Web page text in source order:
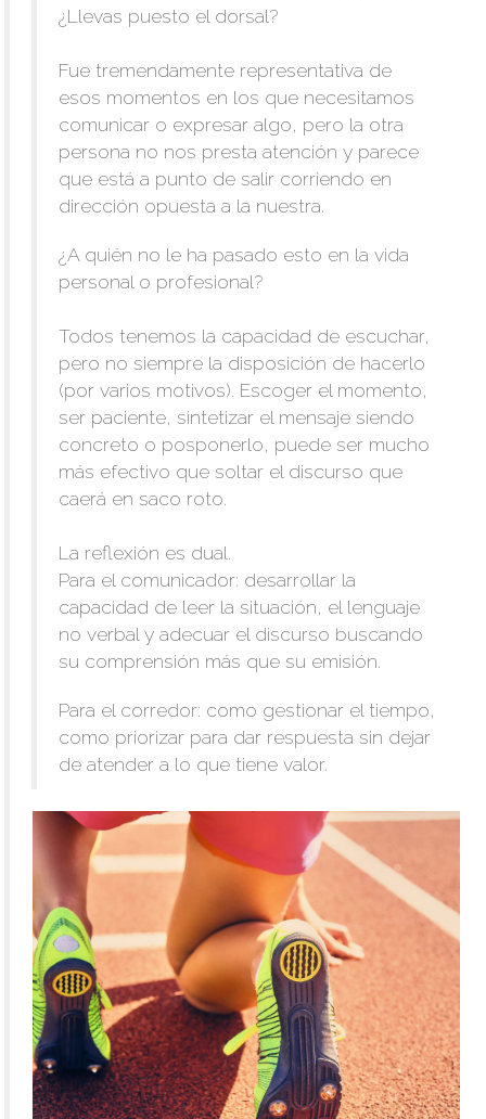
¿Llevas puesto el dorsal?
Fue tremendamente representativa de
esos momentos en los que necesitamos
comunicar o expresar algo, pero la otra
persona no nos presta atención y parece
que está a punto de salir corriendo en
dirección opuesta a la nuestra.
¿A quién no le ha pasado esto en la vida
personal o profesional?
Todos tenemos la capacidad de escuchar,
pero no siempre la disposición de hacerlo
(por varios motivos). Escoger el momento,
ser paciente, sintetizar el mensaje siendo
concreto o posponerlo, puede ser mucho
más efectivo que soltar el discurso que
caerá en saco roto.
La reflexión es dual.
Para el comunicador: desarrollar la
capacidad de leer la situación, el lenguaje
no verbal y adecuar el discurso buscando
su comprensión más que su emisión.
Para el corredor: como gestionar el tiempo,
como priorizar para dar respuesta sin dejar
de atender a lo que tiene valor.